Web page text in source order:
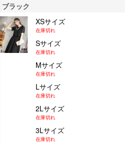
ブラック
XSサイズ
在庫切れ
Sサイズ
在庫切れ
Mサイズ
在庫切れ
Lサイズ
在庫切れ
2Lサイズ
在庫切れ
3Lサイズ
在庫切れ